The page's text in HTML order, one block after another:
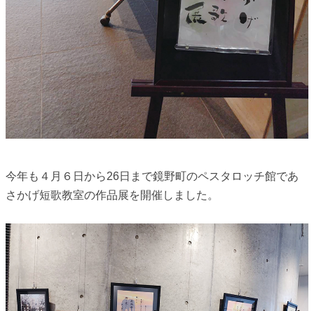
今年も４月６日から26日まで鏡野町のペスタロッチ館であ
さかげ短歌教室の作品展を開催しました。